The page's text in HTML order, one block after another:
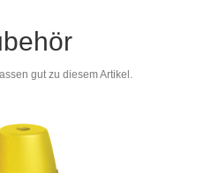
gut zu diesem Artikel.